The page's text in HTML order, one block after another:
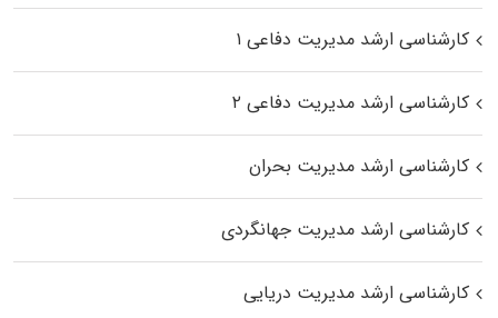
کارشناسی ارشد مدیریت دفاعی ۱
کارشناسی ارشد مدیریت دفاعی ۲
کارشناسی ارشد مدیریت بحران
کارشناسی ارشد مدیریت جهانگردی
کارشناسی ارشد مدیریت دریایی